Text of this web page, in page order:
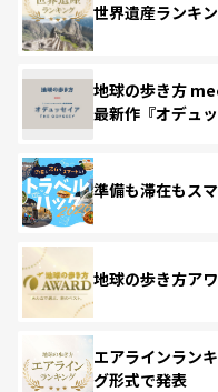
世界遺産ランキ
地球の歩き方
最新作『オデュッ
準備も滞在もス
地球の歩き方ア
エアラインラン
グ形式で発表